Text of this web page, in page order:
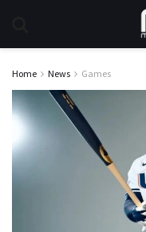
Home News Games